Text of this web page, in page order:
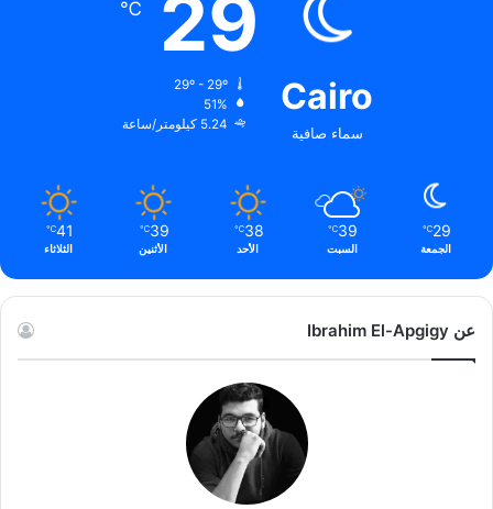
Cairo
سماء صافية
29
℃
51%
5.24 كيلومتر/ساعة
29
℃
الجمعة
39
℃
السبت
38
℃
الأحد
39
℃
الأثنين
41
℃
الثلاثاء
عن Ibrahim El-Apgigy